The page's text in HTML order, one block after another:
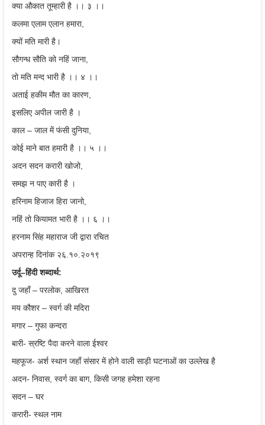
क्या औकात तूम्हारी है ।। ३ ।।
कलमा एलाम एलान हमारा,
क्यों मति मारी है।
सौगन्ध सौति को नहिं जाना,
तो मति मन्द भारी है ।। ४ ।।
अताई हकीम मौत का कारण,
इसलिए अपील जारी है ।
काल – जाल में फंसी दुनिया,
कोई माने बात हमारी है ।। ५ ।।
अदन सदन करारी खोजो,
समझ न पाए कारी है ।
हरिनाम हिजाज हिरा जानो,
नहिं तो कियामत भारी है ।। ६ ।।
हरनाम सिंह महाराज जी द्वारा रचित
अपरान्ह दिनांक २६.१०.२०१९
उर्दू–हिंदी शब्दार्थ:
दु जहाँ – परलोक, आखिरत
मय कौशर – स्वर्ग की मदिरा
मगार – गुफा कन्दरा
बारी- स्रष्टि पैदा करने वाला ईश्वर
महफूज- अर्श स्थान जहाँ संसार में होने वाली साड़ी घटनाओं का उल्लेख है
अदन- निवास, स्वर्ग का बाग, किसी जगह हमेशा रहना
सदन – घर
करारी- स्थल नाम